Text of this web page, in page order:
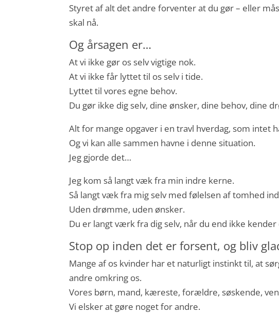
Styret af alt det andre forventer at du gør – eller
skal nå.
Og årsagen er…
At vi ikke gør os selv vigtige nok.
At vi ikke får lyttet til os selv i tide.
Lyttet til vores egne behov.
Du gør ikke dig selv, dine ønsker, dine behov, dine
Alt for mange opgaver i en travl hverdag, som intet
Og vi kan alle sammen havne i denne situation.
Jeg gjorde det…
Jeg kom så langt væk fra min indre kerne.
Så langt væk fra mig selv med følelsen af tomhed
Uden drømme, uden ønsker.
Du er langt værk fra dig selv, når du end ikke
Stop op inden det er forsent, og bliv
Mange af os kvinder har et naturligt instinkt til, at
andre omkring os.
Vores børn, mand, kæreste, forældre, søskende,
Vi elsker at gøre noget for andre.